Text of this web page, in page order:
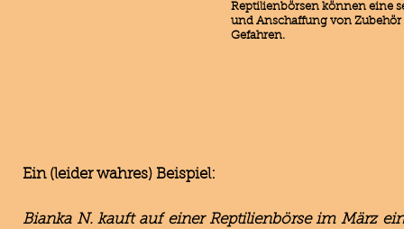
Reptilienbörsen können eine
und Anschaffung von Zubehör
Gefahren.
Ein (leider wahres) Beispiel:
Bianka N. kauft auf einer Reptilienbörse im März